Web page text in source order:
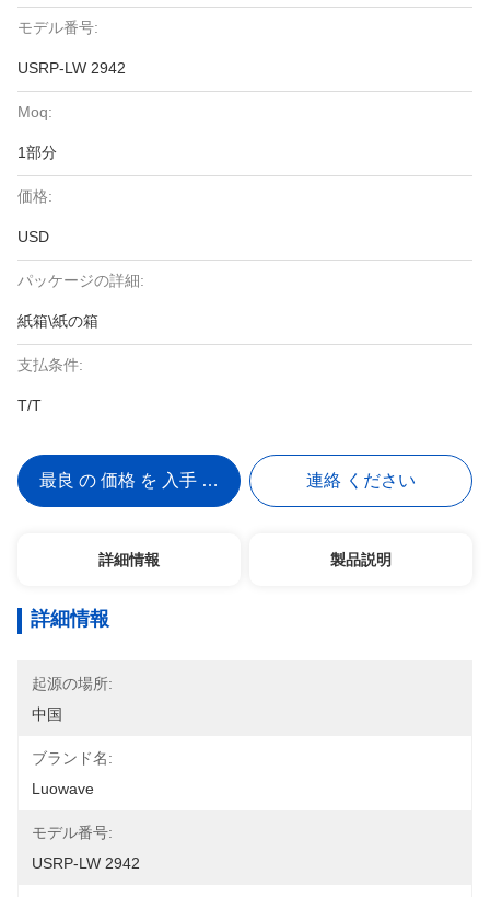
モデル番号:
USRP-LW 2942
Moq:
1部分
価格:
USD
パッケージの詳細:
紙箱\紙の箱
支払条件:
T/T
最良 の 価格 を 入手 する 連絡 ください
詳細情報 製品説明
詳細情報
起源の場所:
中国
ブランド名:
Luowave
モデル番号:
USRP-LW 2942